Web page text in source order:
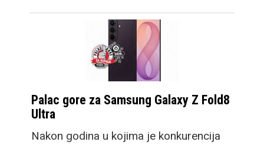
Palac gore za Samsung Galaxy Z Fold8
Ultra
Nakon godina u kojima je konkurencija